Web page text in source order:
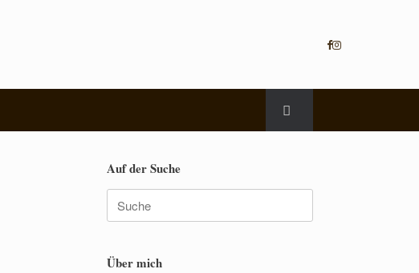
Auf der Suche
nach:
Über mich